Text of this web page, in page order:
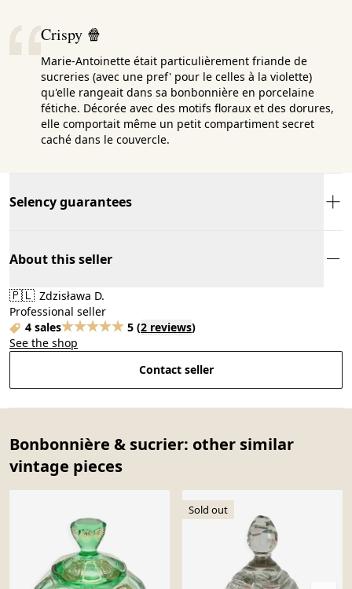
Crispy 🍿
Marie-Antoinette était particulièrement friande de
sucreries (avec une pref' pour le celles à la violette)
qu'elle rangeait dans sa bonbonnière en porcelaine
fétiche. Décorée avec des motifs floraux et des dorures,
elle comportait même un petit compartiment secret
caché dans le couvercle.
Selency guarantees
About this seller
🇵🇱 Zdzisława D.
Professional seller
4 sales
5 (2 reviews)
See the shop
Contact seller
Bonbonnière & sucrier: other similar
vintage pieces
Sold out